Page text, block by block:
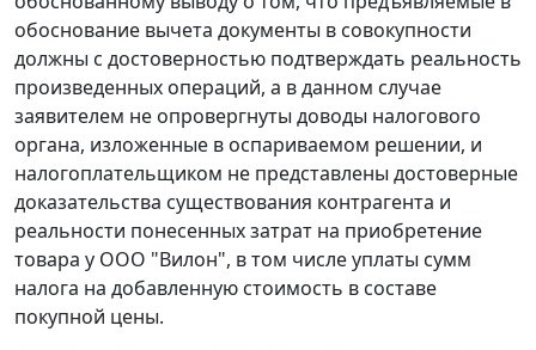
обоснование вычета документы в совокупности
должны с достоверностью подтверждать реальность
произведенных операций, а в данном случае
заявителем не опровергнуты доводы налогового
органа, изложенные в оспариваемом решении, и
налогоплательщиком не представлены достоверные
доказательства существования контрагента и
реальности понесенных затрат на приобретение
товара у ООО "Вилон", в том числе уплаты сумм
налога на добавленную стоимость в составе
покупной цены.